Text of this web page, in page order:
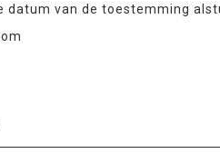
datum van de toestemming